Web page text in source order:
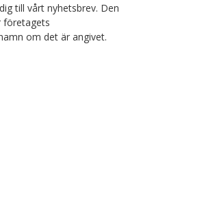
till vårt nyhetsbrev. Den
företagets
om det är angivet.